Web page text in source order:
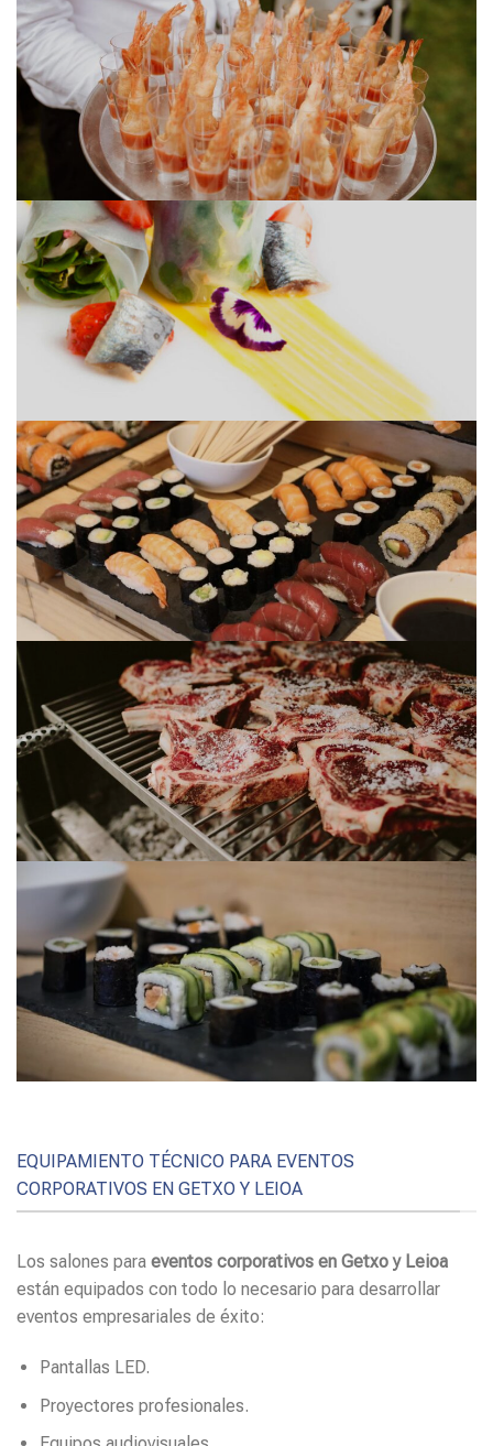
EQUIPAMIENTO TÉCNICO PARA EVENTOS
CORPORATIVOS EN GETXO Y LEIOA
Los salones para eventos corporativos en Getxo y Leioa
están equipados con todo lo necesario para desarrollar
eventos empresariales de éxito:
Pantallas LED.
Proyectores profesionales.